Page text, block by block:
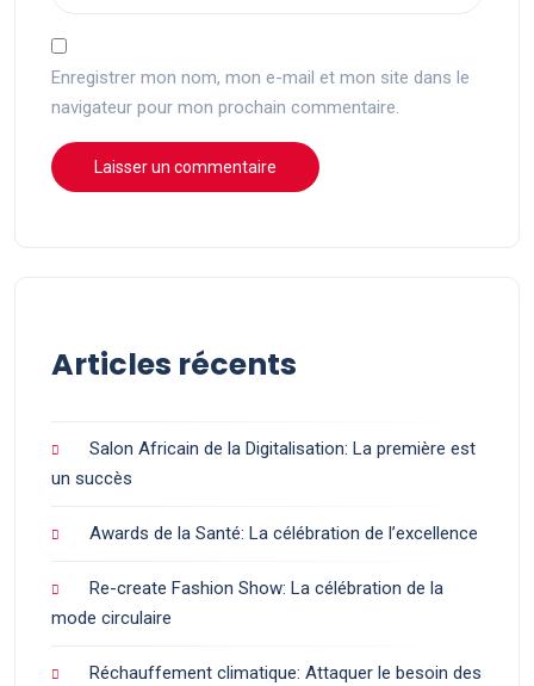
Enregistrer mon nom, mon e-mail et mon site dans le
navigateur pour mon prochain commentaire.
Articles récents
Salon Africain de la Digitalisation: La première est
un succès
Awards de la Santé: La célébration de l’excellence
Re-create Fashion Show: La célébration de la
mode circulaire
Réchauffement climatique: Attaquer le besoin des